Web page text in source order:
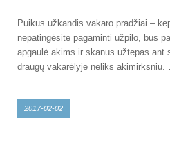
Puikus užkandis vakaro pradžiai –
nepatingėsite pagaminti užpilo, bus
apgaulė akims ir skanus užtepas ant
draugų vakarėlyje neliks
2017-02-02